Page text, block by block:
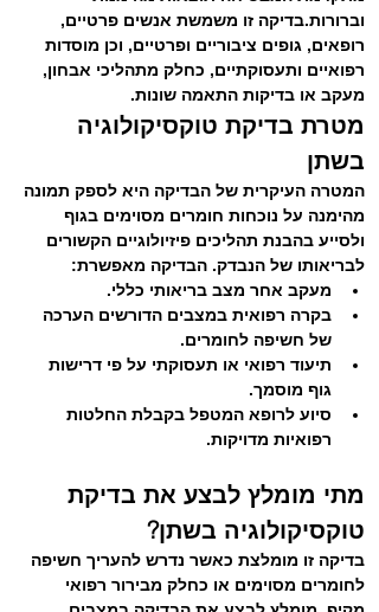
וברורות.בדיקה זו משמשת אנשים פרטיים,
רופאים, גופים ציבוריים ופרטיים, וכן מוסדות
רפואיים ותעסוקתיים, כחלק מתהליכי אבחון,
מעקב או בדיקות התאמה שונות.
מטרת בדיקת טוקסיקולוגיה
בשתן
המטרה העיקרית של הבדיקה היא לספק תמונה
מהימנה על נוכחות חומרים מסוימים בגוף
ולסייע בהבנת תהליכים פיזיולוגיים הקשורים
לבריאותו של הנבדק. הבדיקה מאפשרת:
מעקב אחר מצב בריאותי כללי.
בקרה רפואית במצבים הדורשים הערכה
של חשיפה לחומרים.
תיעוד רפואי או תעסוקתי על פי דרישות
גוף מוסמך.
סיוע לרופא המטפל בקבלת החלטות
רפואיות מדויקות.
מתי מומלץ לבצע את בדיקת
טוקסיקולוגיה בשתן?
בדיקה זו מומלצת כאשר נדרש להעריך חשיפה
לחומרים מסוימים או כחלק מבירור רפואי